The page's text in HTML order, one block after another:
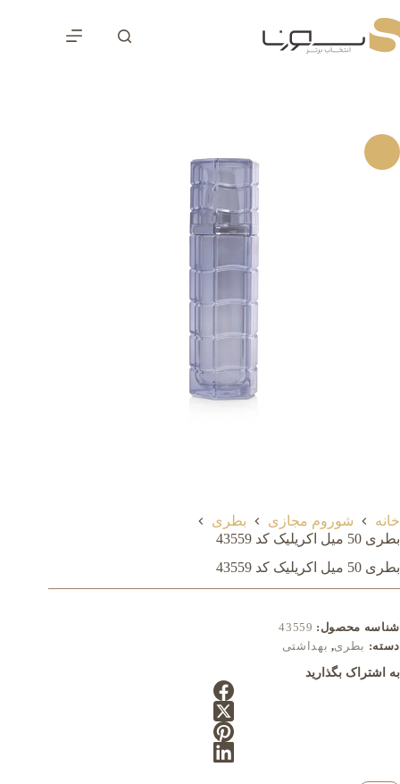
به
محتوا
خانه شوروم مجازی
بطری
بطری 50 میل اکريليک کد 43559
بطری 50 میل اکريليک کد 43559
شناسه محصول: 43559
دسته: بطری, بهداشتی
به اشتراک بگذارید